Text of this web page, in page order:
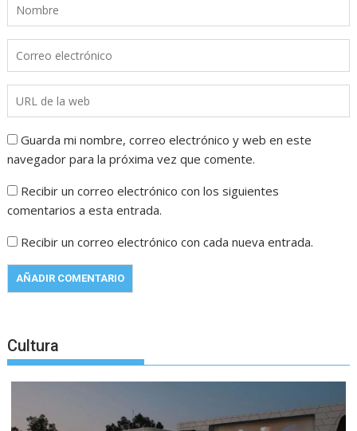
Guarda mi nombre, correo electrónico y web en este
navegador para la próxima vez que comente.
Recibir un correo electrónico con los siguientes
comentarios a esta entrada.
Recibir un correo electrónico con cada nueva entrada.
Cultura